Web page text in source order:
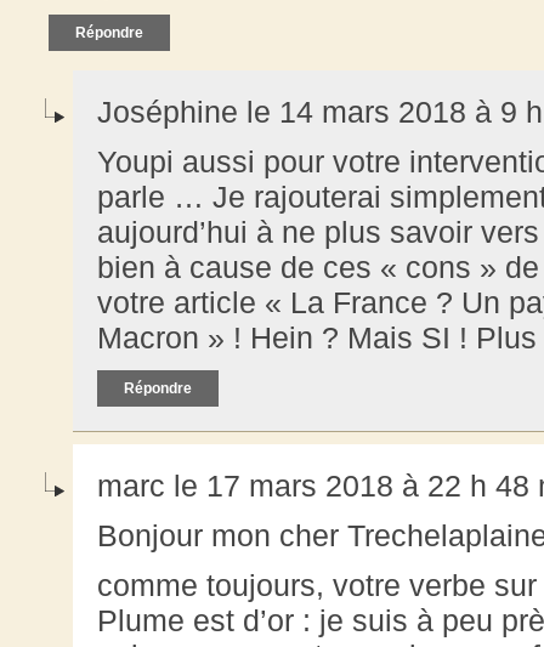
Répondre
Joséphine le 14 mars 2018 à 9
Youpi aussi pour votre
parle … Je rajouterai
aujourd’hui à ne plus savoir
bien à cause de ces « cons »
votre article « La France ? Un
Macron » ! Hein ? Mais SI !
Répondre
marc le 17 mars 2018 à 22 h 48
Bonjour mon cher
comme toujours, votre verbe
Plume est d’or : je suis à peu